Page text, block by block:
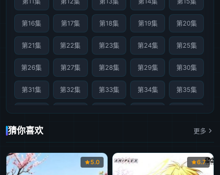
第16集 第17集 第18集 第19集 第20集
第21集 第22集 第23集 第24集 第25集
第26集 第27集 第28集 第29集 第30集
第31集 第32集 第33集 第34集 第35集
第41集 第45集
第46集 第48集 第50集
猜你喜欢 更多
5.0 6.7